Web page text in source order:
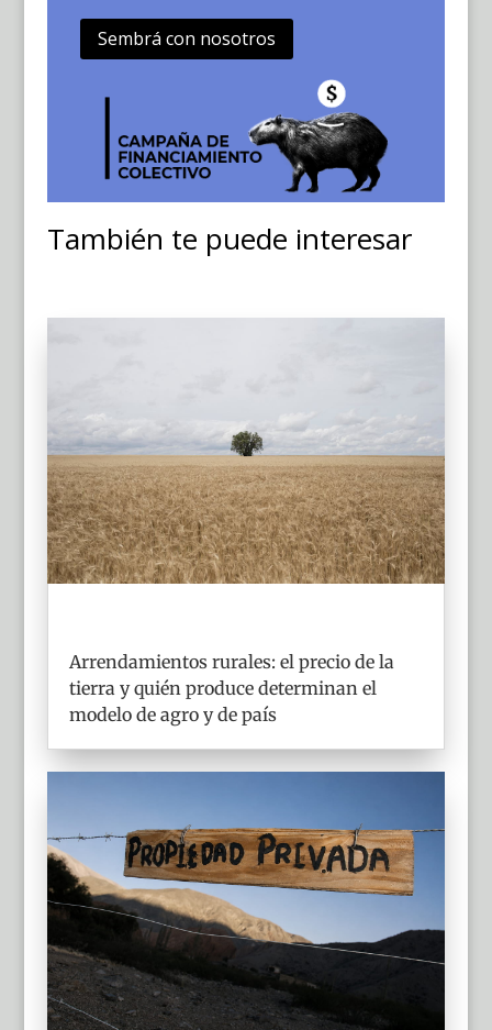
Sembrá con nosotros
También te puede interesar
Arrendamientos rurales: el precio de la
tierra y quién produce determinan el
modelo de agro y de país